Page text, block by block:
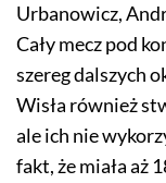
Urbanowicz,
Cały mecz pod
szereg dalszych
Wisła również
ale ich nie
fakt, że miała aż